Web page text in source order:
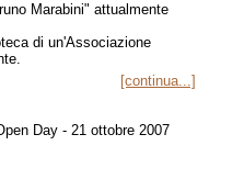
Marabini" attualmente
di un'Associazione
[continua...]